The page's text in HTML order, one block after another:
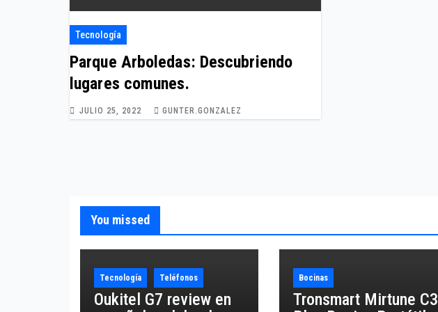
Tecnología
Parque Arboledas: Descubriendo
lugares comunes.
JULIO 25, 2022 GUNTER.GONZALEZ
You missed
Tecnología Teléfonos
Oukitel G7 review en
Bocinas
Tronsmart Mirtune C3